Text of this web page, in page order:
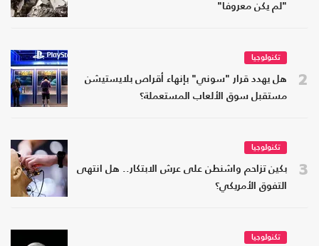
"لم يكن معروفا"
2
تكنولوجيا
هل يهدد قرار "سوني" بإنهاء أقراص بلايستيشن
مستقبل سوق الألعاب المستعملة؟
3
تكنولوجيا
بكين تزاحم واشنطن على عرش الابتكار.. هل انتهى
التفوق الأمريكي؟
تكنولوجيا